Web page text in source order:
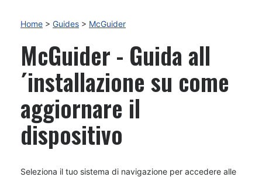
Home > Guides > McGuider
McGuider - Guida all
´installazione su come
aggiornare il
dispositivo
Seleziona il tuo sistema di navigazione per accedere alle